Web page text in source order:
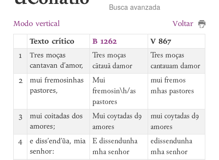
Busca avanzada
Modo vertical
Voltar
Texto crítico
B 1262
V 867
1
Tres moças
cantavan d’amor,
Tres moças
cātauā damor
Tres moças
cantauam damor
2
mui fremosinhas
pastores,
Mui
fremosin\h/as
pastores
mui fremos
mhas pastores
3
mui coitadas dos
amores;
Mui coytadas dꝯ
amores
mui coytadas dꝯ
amores
4
e diss’end’ũa, mia
senhor:
E dissendunha
mha senhor
edissendunha
mha senhor